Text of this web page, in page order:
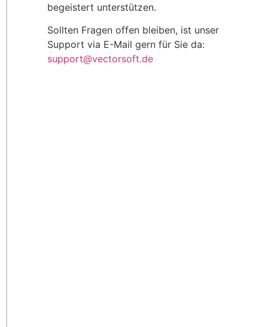
begeistert unterstützen.
Sollten Fragen offen bleiben, ist unser
Support via E-Mail gern für Sie da:
support@vectorsoft.de